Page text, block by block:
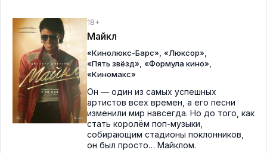
18+
Майкл
«Кинолюкс-Барс» «Люксор»
«Пять звёзд» «Формула кино»
«Киномакс»
Он — один из самых успешных
артистов всех времен, а его песни
изменили мир навсегда. Но до того, как
стать королём поп-музыки,
собирающим стадионы поклонников,
он был просто… Майклом.